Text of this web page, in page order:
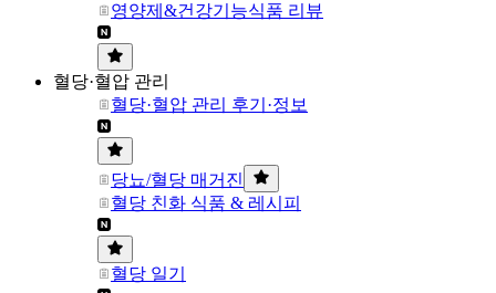
영양제&건강기능식품 리뷰
혈당·혈압 관리
혈당·혈압 관리 후기·정보
당뇨/혈당 매거진
혈당 친화 식품 & 레시피
혈당 일기